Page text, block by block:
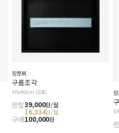
장쪼찌
구름조각
30x40cm (6호)
렌탈39,000원/월
16,334원/월
구매100,000원